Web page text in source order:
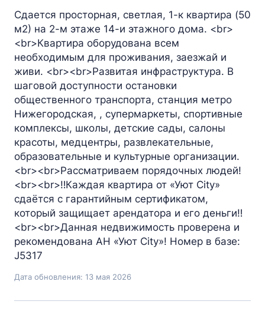
Сдается просторная, светлая, 1-к квартира (50
м2) на 2-м этаже 14-и этажного дома. <br>
<br>Квартира оборудована всем
необходимым для проживания, заезжай и
живи. <br><br>Развитая инфраструктура. В
шаговой доступности остановки
общественного транспорта, станция метро
Нижегородская, , супермаркеты, спортивные
комплексы, школы, детские сады, салоны
красоты, медцентры, развлекательные,
образовательные и культурные организации.
<br><br>Рассматриваем порядочных людей!
<br><br>‼️Каждая квартира от «Уют City»
сдаётся с гарантийным сертификатом,
который защищает арендатора и его деньги‼️
<br><br>Данная недвижимость проверена и
рекомендована АН «Уют City»! Номер в базе:
J5317
Дата обновления: 13 мая 2026